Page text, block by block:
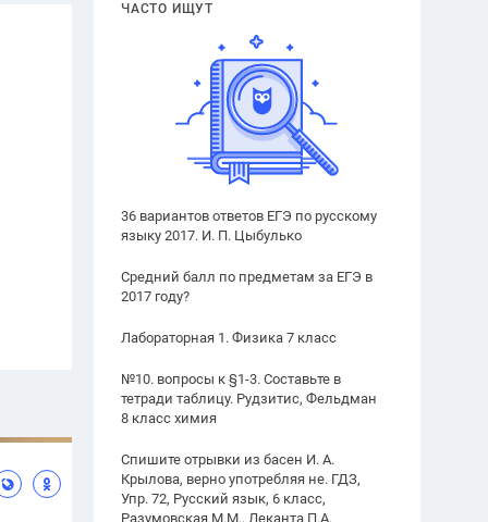
ЧАСТО ИЩУТ
36 вариантов ответов ЕГЭ по русскому
языку 2017. И. П. Цыбулько
Средний балл по предметам за ЕГЭ в
2017 году?
Лабораторная 1. Физика 7 класс
№10. вопросы к §1-3. Составьте в
тетради таблицу. Рудзитис, Фельдман
8 класс химия
Спишите отрывки из басен И. А.
Крылова, верно употребляя не. ГДЗ,
Упр. 72, Русский язык, 6 класс,
Разумовская М.М., Леканта П.А.